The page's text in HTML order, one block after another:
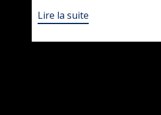
Lire la suite